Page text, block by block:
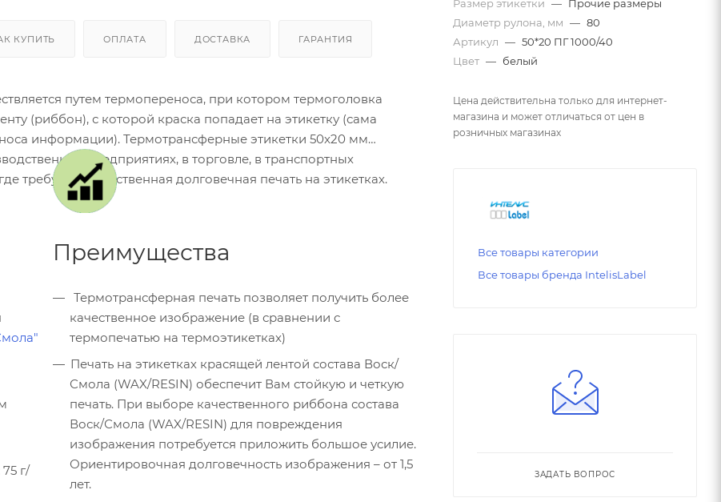
КУПИТЬ ОПЛАТА ДОСТАВКА ГАРАНТИЯ
путем термопереноса, при котором термоголовка
(риббон), с которой краска попадает на этикетку (сама
информации). Термотрансферные этикетки 50x20 мм
предприятиях, в торговле, в транспортных
требуется качественная долговечная печать на этикетках.
г/
Преимущества
качественное изображение (в сравнении с
термопечатью на термоэтикетках)
Печать на этикетках красящей лентой состава Воск/
Смола (WAX/RESIN) обеспечит Вам стойкую и четкую
печать. При выборе качественного риббона состава
Воск/Смола (WAX/RESIN) для повреждения
изображения потребуется приложить большое усилие.
Ориентировочная долговечность изображения – от 1,5
лет.
Размер этикетки — Прочие размеры
Диаметр рулона, мм — 80
Артикул — 50*20 ПГ 1000/40
Цвет — белый
Цена действительна только для интернет-
магазина и может отличаться от цен в
розничных магазинах
Все товары категории
Все товары бренда IntelisLabel
ЗАДАТЬ ВОПРОС